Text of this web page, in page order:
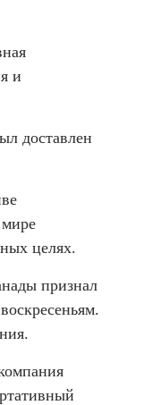
и
доставлен
целях.
признал